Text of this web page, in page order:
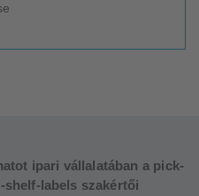
ipari vállalatában a pick-
shelf-labels szakértői